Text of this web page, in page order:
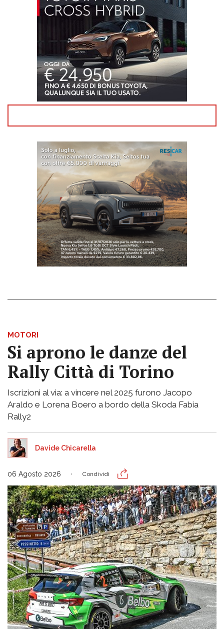
MOTORI
Si aprono le danze del
Rally Città di Torino
Iscrizioni al via: a vincere nel 2025 furono Jacopo
Araldo e Lorena Boero a bordo della Skoda Fabia
Rally2
Davide Chicarella
06 Agosto 2026 Condividi